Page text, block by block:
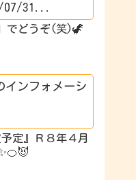
07/31...
でどうぞ(笑)🦖
インフォメーシ
予定』Ｒ８年４月